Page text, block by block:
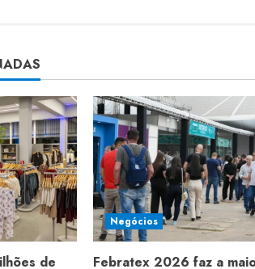
de
Negócios
Febratex 2026 faz a